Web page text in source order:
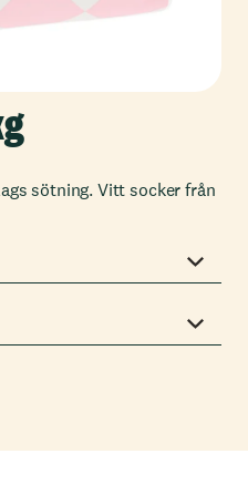
sötning. Vitt socker från